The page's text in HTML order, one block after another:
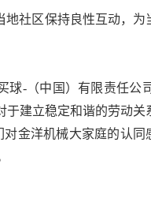
社区保持良性互动，为
球-（中国）有限责任公
于建立稳定和谐的劳动关
金洋机械大家庭的认同